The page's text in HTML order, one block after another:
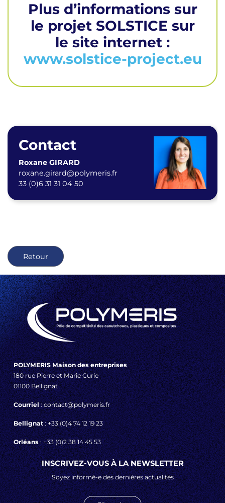
Plus d’informations sur
le projet SOLSTICE sur
le site internet :
www.solstice-project.eu
Contact
Roxane GIRARD
roxane.girard@polymeris.fr
33 (0)6 31 31 04 50
Retour
POLYMERIS Maison des entreprises
180 rue Pierre et Marie Curie
01100 Bellignat
Courriel: contact@polymeris.fr
Bellignat: +33 (0)4 74 12 19 23
Orléans: +33 (0)2 38 14 45 53
INSCRIVEZ-VOUS À LA NEWSLETTER
Soyez informé-e des dernières actualités